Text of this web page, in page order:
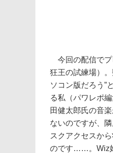
今回の配信でプ
狂王の試練場）
ソコン版だろう”
る私（パワレポ
田健太郎氏の音
ないのですが、
スクアクセスか
のです……。Wiz